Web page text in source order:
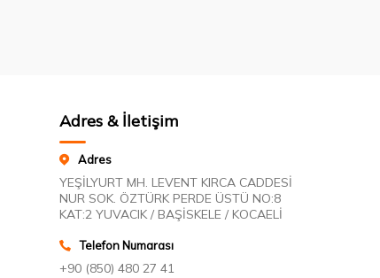
Adres & İletişim
Adres
YEŞİLYURT MH. LEVENT KIRCA CADDESİ
NUR SOK. ÖZTÜRK PERDE ÜSTÜ NO:8
KAT:2 YUVACIK / BAŞİSKELE / KOCAELİ
Telefon Numarası
+90 (850) 480 27 41